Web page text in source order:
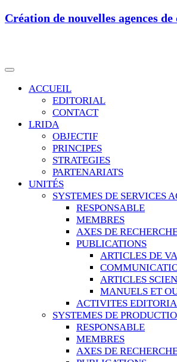
Création de nouvelles agences
ACCUEIL
EDITORIAL
CONTACT
LRIDA
OBJECTIF
PRINCIPES
STRATEGIES
PARTENARIATS
UNITÉS
SYSTEMES DE SERVICES
RESPONSABLE
MEMBRES
AXES DE
PUBLICATIONS
ARTICLES DE
ARTICLES
MANUELS ET
ACTIVITES
SYSTEMES DE
RESPONSABLE
MEMBRES
AXES DE